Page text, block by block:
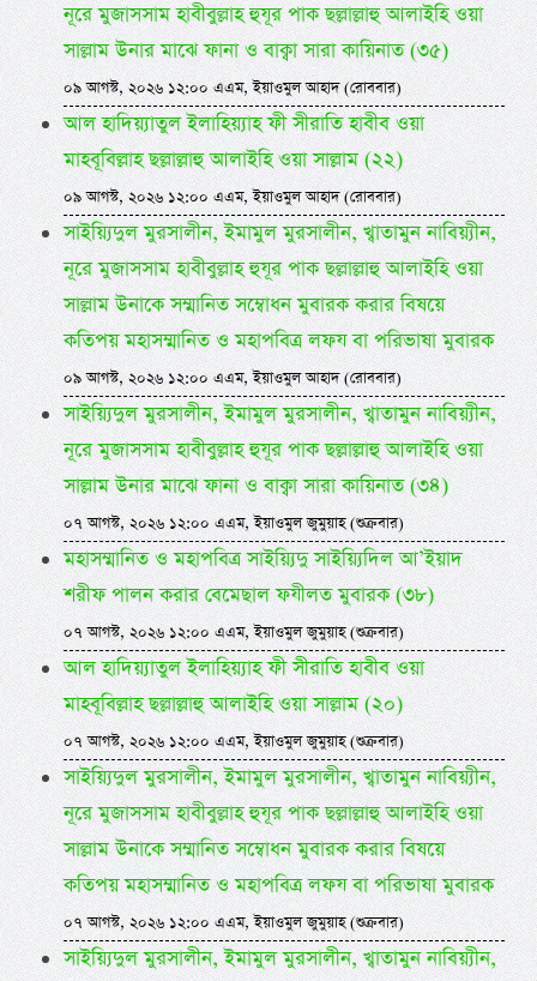
নূরে মুজাসসাম হাবীবুল্লাহ হুযূর পাক ছল্লাল্লাহু আলাইহি ওয়া
সাল্লাম উনার মাঝে ফানা ও বাক্বা সারা কায়িনাত (৩৫)
০৯ আগস্ট, ২০২৬ ১২:০০ এএম, ইয়াওমুল আহাদ (রোববার)
আল হাদিয়্যাতুল ইলাহিয়্যাহ ফী সীরাতি হাবীব ওয়া
মাহবূবিল্লাহ ছল্লাল্লাহু আলাইহি ওয়া সাল্লাম (২২)
০৯ আগস্ট, ২০২৬ ১২:০০ এএম, ইয়াওমুল আহাদ (রোববার)
সাইয়্যিদুল মুরসালীন, ইমামুল মুরসালীন, খ্বাতামুন নাবিয়্যীন,
নূরে মুজাসসাম হাবীবুল্লাহ হুযূর পাক ছল্লাল্লাহু আলাইহি ওয়া
সাল্লাম উনাকে সম্মানিত সম্বোধন মুবারক করার বিষয়ে
কতিপয় মহাসম্মানিত ও মহাপবিত্র লফয বা পরিভাষা মুবারক
০৯ আগস্ট, ২০২৬ ১২:০০ এএম, ইয়াওমুল আহাদ (রোববার)
সাইয়্যিদুল মুরসালীন, ইমামুল মুরসালীন, খ্বাতামুন নাবিয়্যীন,
নূরে মুজাসসাম হাবীবুল্লাহ হুযূর পাক ছল্লাল্লাহু আলাইহি ওয়া
সাল্লাম উনার মাঝে ফানা ও বাক্বা সারা কায়িনাত (৩৪)
০৭ আগস্ট, ২০২৬ ১২:০০ এএম, ইয়াওমুল জুমুয়াহ (শুক্রবার)
মহাসম্মানিত ও মহাপবিত্র সাইয়্যিদু সাইয়্যিদিল আ’ইয়াদ
শরীফ পালন করার বেমেছাল ফযীলত মুবারক (৩৮)
০৭ আগস্ট, ২০২৬ ১২:০০ এএম, ইয়াওমুল জুমুয়াহ (শুক্রবার)
আল হাদিয়্যাতুল ইলাহিয়্যাহ ফী সীরাতি হাবীব ওয়া
মাহবূবিল্লাহ ছল্লাল্লাহু আলাইহি ওয়া সাল্লাম (২০)
০৭ আগস্ট, ২০২৬ ১২:০০ এএম, ইয়াওমুল জুমুয়াহ (শুক্রবার)
সাইয়্যিদুল মুরসালীন, ইমামুল মুরসালীন, খ্বাতামুন নাবিয়্যীন,
নূরে মুজাসসাম হাবীবুল্লাহ হুযূর পাক ছল্লাল্লাহু আলাইহি ওয়া
সাল্লাম উনাকে সম্মানিত সম্বোধন মুবারক করার বিষয়ে
কতিপয় মহাসম্মানিত ও মহাপবিত্র লফয বা পরিভাষা মুবারক
০৭ আগস্ট, ২০২৬ ১২:০০ এএম, ইয়াওমুল জুমুয়াহ (শুক্রবার)
সাইয়্যিদুল মুরসালীন, ইমামুল মুরসালীন, খ্বাতামুন নাবিয়্যীন,